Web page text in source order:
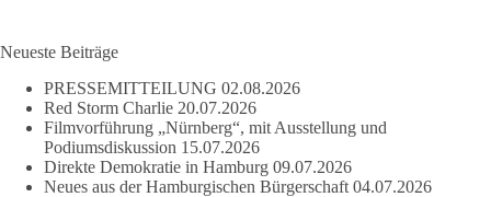
Neueste Beiträge
PRESSEMITTEILUNG 02.08.2026
Red Storm Charlie 20.07.2026
Filmvorführung „Nürnberg“, mit Ausstellung und
Podiumsdiskussion 15.07.2026
Direkte Demokratie in Hamburg 09.07.2026
Neues aus der Hamburgischen Bürgerschaft 04.07.2026